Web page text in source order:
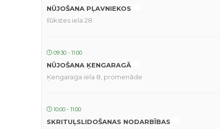
NŪJOŠANA PĻAVNIEKOS
Ilūkstes iela 28
09:30 - 11:00
NŪJOŠANA ĶENGARAGĀ
Ķengaraga iela 8, promenāde
10:00 - 11:00
SKRITUĻSLIDOŠANAS NODARBĪBAS